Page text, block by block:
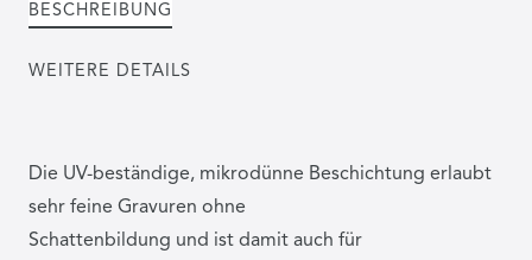
BESCHREIBUNG
WEITERE DETAILS
Die UV-beständige, mikrodünne Beschichtung erlaubt
sehr feine Gravuren ohne
Schattenbildung und ist damit auch für